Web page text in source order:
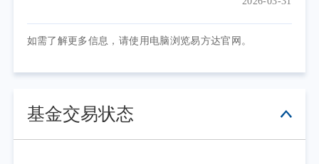
如需了解更多信息，请使用电脑浏览易方达官网。
基金交易状态